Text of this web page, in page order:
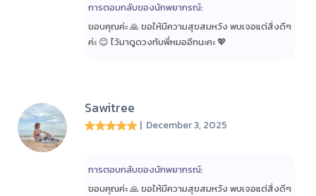
การตอบกลับของนักพยากรณ์:
ขอบคุณค่ะ 🙏 ขอให้มีความสุขสมหวัง พบเจอแต่สิ่งดีๆ
ค่ะ 😊 ไว้มาดูดวงกับพี่หมออีกนะคะ 💖
Sawitree
| December 3, 2025
การตอบกลับของนักพยากรณ์:
ขอบคุณค่ะ 🙏 ขอให้มีความสุขสมหวัง พบเจอแต่สิ่งดีๆ